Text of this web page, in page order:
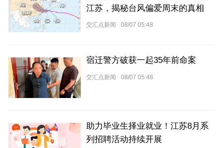
江苏，揭秘台风偏爱周末的真相
交汇点新闻 08/07 05:48
宿迁警方破获一起35年前命案
交汇点新闻 08/07 05:48
助力毕业生择业就业！江苏8月系
列招聘活动持续开展